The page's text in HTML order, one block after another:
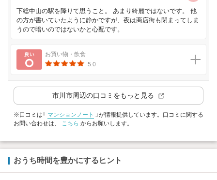
下総中山の駅を降りて思うこと。 あまり綺麗ではないです。 他
の方が書いていたように静かですが、夜は商店街も閉まってしま
うので暗いのではないかと心配です。
良い
お買い物・飲食
5.0
市川市周辺の口コミをもっと見る
※口コミは「 マンションノート
」が情報提供しています。口コミに関する
お問い合わせは、 こちら からお願いします。
おうち時間を豊かにするヒント